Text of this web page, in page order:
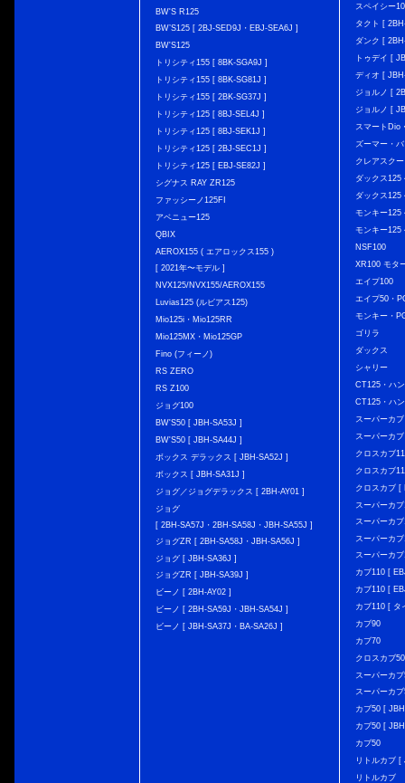
BW'S R125
BW’S125 [ 2BJ-SED9J・EBJ-SEA6J ]
BW'S125
トリシティ155 [ 8BK-SGA9J ]
トリシティ155 [ 8BK-SG81J ]
トリシティ155 [ 2BK-SG37J ]
トリシティ125 [ 8BJ-SEL4J ]
トリシティ125 [ 8BJ-SEK1J ]
トリシティ125 [ 2BJ-SEC1J ]
トリシティ125 [ EBJ-SE82J ]
シグナス RAY ZR125
ファッシーノ125FI
アベニュー125
QBIX
AEROX155 ( エアロックス155 )
[ 2021年〜モデル ]
NVX125/NVX155/AEROX155
Luvias125 (ルビアス125)
Mio125i・Mio125RR
Mio125MX・Mio125GP
Fino (フィーノ)
RS ZERO
RS Z100
ジョグ100
BW'S50 [ JBH-SA53J ]
BW'S50 [ JBH-SA44J ]
ボックス デラックス [ JBH-SA52J ]
ボックス [ JBH-SA31J ]
ジョグ／ジョグデラックス [ 2BH-AY01 ]
ジョグ
[ 2BH-SA57J・2BH-SA58J・JBH-SA55J ]
ジョグZR [ 2BH-SA58J・JBH-SA56J ]
ジョグ [ JBH-SA36J ]
ジョグZR [ JBH-SA39J ]
ビーノ [ 2BH-AY02 ]
ビーノ [ 2BH-SA59J・JBH-SA54J ]
ビーノ [ JBH-SA37J・BA-SA26J ]
スペイシー
タクト [
ダンク [
トゥデイ [
ディオ [
ジョルノ [
ジョルノ [
スマートDio
ズーマー・
クレアスク
ダックス
ダックス
モンキー
モンキー125
NSF100
XR100 モタ
エイプ100
エイプ50・
モンキー・
ゴリラ
ダックス
シャリー
CT125・ハ
CT125・ハ
スーパーカ
スーパーカ
クロスカブ
クロスカブ
クロスカブ [
スーパーカ
スーパーカ
スーパーカ
スーパーカ
カブ110 [
カブ110 [
カブ110 [ タ
カブ90
カブ70
クロスカブ
スーパーカ
スーパーカ
カブ50 [
カブ50 [
カブ50
リトルカブ
リトルカブ